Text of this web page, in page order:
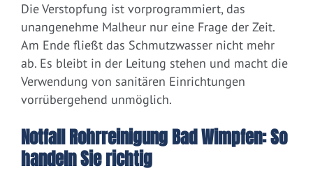
Die Verstopfung ist vorprogrammiert, das
unangenehme Malheur nur eine Frage der Zeit.
Am Ende fließt das Schmutzwasser nicht mehr
ab. Es bleibt in der Leitung stehen und macht die
Verwendung von sanitären Einrichtungen
vorrübergehend unmöglich.
Notfall Rohrreinigung Bad Wimpfen: So
handeln Sie richtig